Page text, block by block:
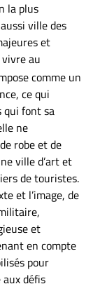
la plus
ville des
et
au
comme un
ce qui
qui font sa
ne
robe et de
ville d’art et
de touristes.
et l’image, de
et
en compte
pour
défis